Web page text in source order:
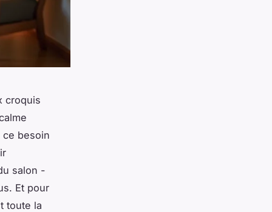
croquis
ce besoin
salon -
Et pour
toute la